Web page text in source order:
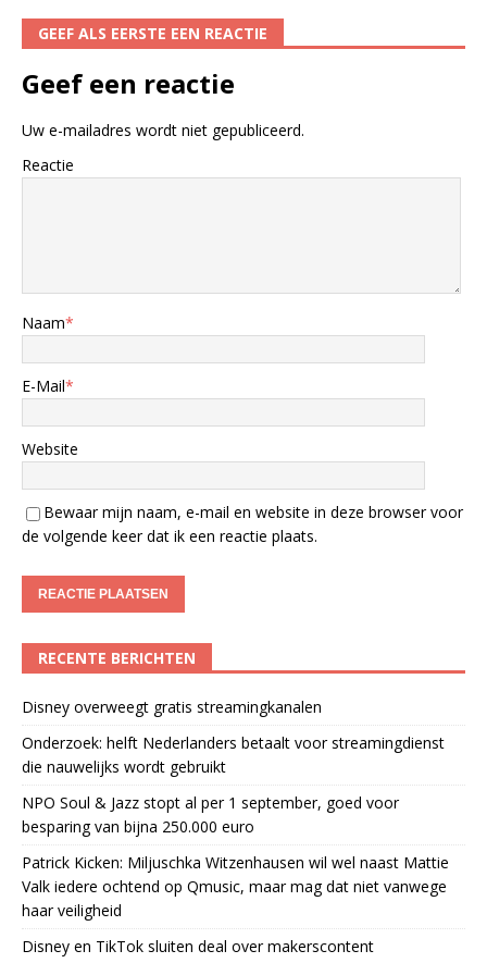
GEEF ALS EERSTE EEN REACTIE
Geef een reactie
Uw e-mailadres wordt niet gepubliceerd.
Reactie
Naam*
E-Mail*
Website
Bewaar mijn naam, e-mail en website in deze browser voor
de volgende keer dat ik een reactie plaats.
RECENTE BERICHTEN
Disney overweegt gratis streamingkanalen
Onderzoek: helft Nederlanders betaalt voor streamingdienst
die nauwelijks wordt gebruikt
NPO Soul & Jazz stopt al per 1 september, goed voor
besparing van bijna 250.000 euro
Patrick Kicken: Miljuschka Witzenhausen wil wel naast Mattie
Valk iedere ochtend op Qmusic, maar mag dat niet vanwege
haar veiligheid
Disney en TikTok sluiten deal over makerscontent